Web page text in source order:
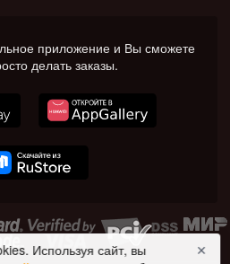
приложение и Вы сможете
делать заказы.
Используя сайт, вы
✕